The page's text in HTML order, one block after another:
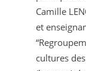
Camille
et
cultures